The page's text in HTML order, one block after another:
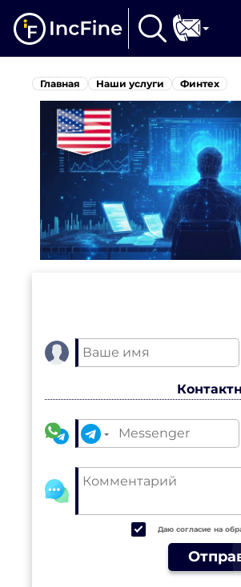
Главная Наши услуги Финтех
Даю согласие на